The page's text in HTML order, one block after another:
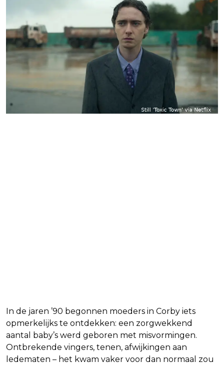
In de jaren ’90 begonnen moeders in Corby iets
opmerkelijks te ontdekken: een zorgwekkend
aantal baby’s werd geboren met misvormingen.
Ontbrekende vingers, tenen, afwijkingen aan
ledematen – het kwam vaker voor dan normaal zou